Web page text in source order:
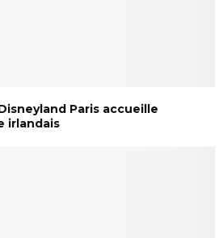
Paris accueille
irlandais